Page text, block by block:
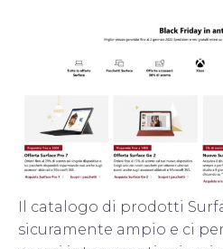
Il catalogo di prodotti
sicuramente ampio e ci